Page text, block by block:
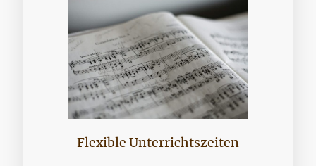
Flexible Unterrichtszeiten